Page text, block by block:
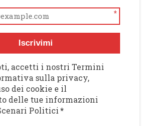
*
Iscrivimi
accetti i nostri Termini
sulla privacy,
dei cookie e il
delle tue informazioni
Politici*